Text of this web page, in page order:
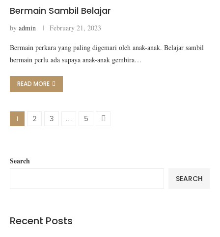
Bermain Sambil Belajar
by admin February 21, 2023
Bermain perkara yang paling digemari oleh anak-anak. Belajar sambil
bermain perlu ada supaya anak-anak gembira…
READ MORE
1 2 3 … 5
Search
SEARCH
Recent Posts